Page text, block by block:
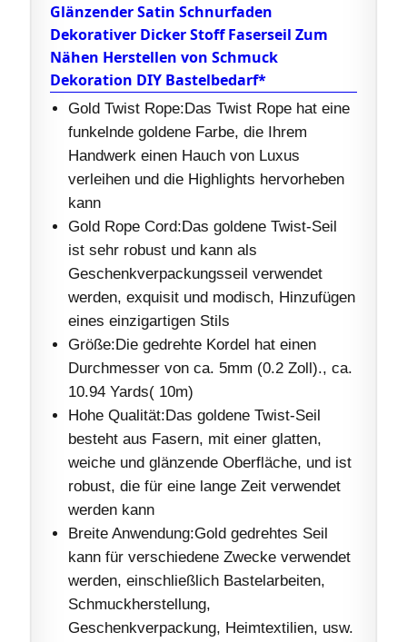
Glänzender Satin Schnurfaden
Dekorativer Dicker Stoff Faserseil Zum
Nähen Herstellen von Schmuck
Dekoration DIY Bastelbedarf*
Gold Twist Rope:Das Twist Rope hat eine
funkelnde goldene Farbe, die Ihrem
Handwerk einen Hauch von Luxus
verleihen und die Highlights hervorheben
kann
Gold Rope Cord:Das goldene Twist-Seil
ist sehr robust und kann als
Geschenkverpackungsseil verwendet
werden, exquisit und modisch, Hinzufügen
eines einzigartigen Stils
Größe:Die gedrehte Kordel hat einen
Durchmesser von ca. 5mm (0.2 Zoll)., ca.
10.94 Yards( 10m)
Hohe Qualität:Das goldene Twist-Seil
besteht aus Fasern, mit einer glatten,
weiche und glänzende Oberfläche, und ist
robust, die für eine lange Zeit verwendet
werden kann
Breite Anwendung:Gold gedrehtes Seil
kann für verschiedene Zwecke verwendet
werden, einschließlich Bastelarbeiten,
Schmuckherstellung,
Geschenkverpackung, Heimtextilien, usw.